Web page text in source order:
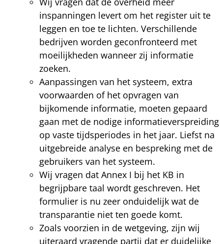
inspanningen levert om het register uit te
leggen en toe te lichten. Verschillende
bedrijven worden geconfronteerd met
moeilijkheden wanneer zij informatie
zoeken.
Aanpassingen van het systeem, extra
voorwaarden of het opvragen van
bijkomende informatie, moeten gepaard
gaan met de nodige informatieverspreiding
op vaste tijdsperiodes in het jaar. Liefst na
uitgebreide analyse en bespreking met de
gebruikers van het systeem.
Wij vragen dat Annex I bij het KB in
begrijpbare taal wordt geschreven. Het
formulier is nu zeer onduidelijk wat de
transparantie niet ten goede komt.
Zoals voorzien in de wetgeving, zijn wij
uiteraard vragende partij dat er duidelijke